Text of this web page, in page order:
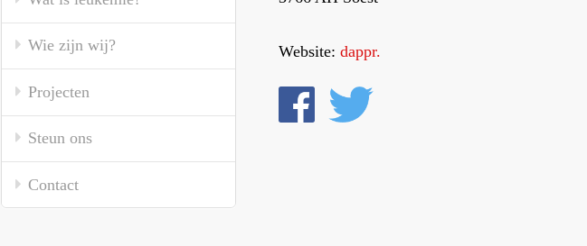
Wie zijn wij?
Projecten
Steun ons
Contact
Website:dappr.